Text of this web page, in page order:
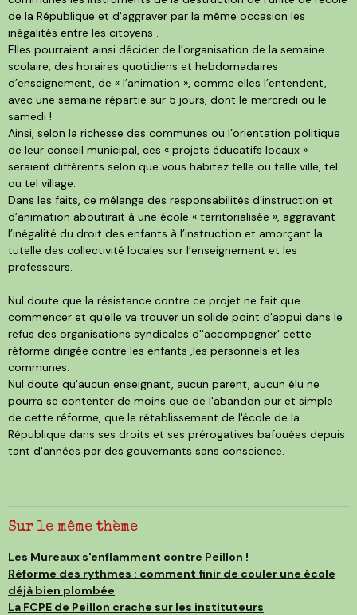
de la République et d'aggraver par la même occasion les
inégalités entre les citoyens .
Elles pourraient ainsi décider de l’organisation de la semaine
scolaire, des horaires quotidiens et hebdomadaires
d’enseignement, de « l’animation », comme elles l’entendent,
avec une semaine répartie sur 5 jours, dont le mercredi ou le
samedi !
Ainsi, selon la richesse des communes ou l’orientation politique
de leur conseil municipal, ces « projets éducatifs locaux »
seraient différents selon que vous habitez telle ou telle ville, tel
ou tel village.
Dans les faits, ce mélange des responsabilités d’instruction et
d’animation aboutirait à une école « territorialisée », aggravant
l’inégalité du droit des enfants à l’instruction et amorçant la
tutelle des collectivité locales sur l’enseignement et les
professeurs.
Nul doute que la résistance contre ce projet ne fait que
commencer et qu'elle va trouver un solide point d'appui dans le
refus des organisations syndicales d''accompagner' cette
réforme dirigée contre les enfants ,les personnels et les
communes.
Nul doute qu'aucun enseignant, aucun parent, aucun élu ne
pourra se contenter de moins que de l'abandon pur et simple
de cette réforme, que le rétablissement de l'école de la
République dans ses droits et ses prérogatives bafouées depuis
tant d'années par des gouvernants sans conscience.
Sur le même thème
Les Mureaux s'enflamment contre Peillon !
Réforme des rythmes : comment finir de couler une école
déjà bien plombée
La FCPE de Peillon crache sur les instituteurs